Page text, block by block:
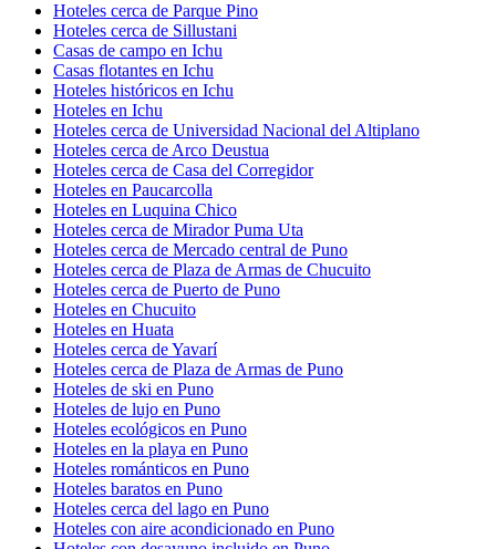
Hoteles cerca de Parque Pino
Hoteles cerca de Sillustani
Casas de campo en Ichu
Casas flotantes en Ichu
Hoteles históricos en Ichu
Hoteles en Ichu
Hoteles cerca de Universidad Nacional del Altiplano
Hoteles cerca de Arco Deustua
Hoteles cerca de Casa del Corregidor
Hoteles en Paucarcolla
Hoteles en Luquina Chico
Hoteles cerca de Mirador Puma Uta
Hoteles cerca de Mercado central de Puno
Hoteles cerca de Plaza de Armas de Chucuito
Hoteles cerca de Puerto de Puno
Hoteles en Chucuito
Hoteles en Huata
Hoteles cerca de Yavarí
Hoteles cerca de Plaza de Armas de Puno
Hoteles de ski en Puno
Hoteles de lujo en Puno
Hoteles ecológicos en Puno
Hoteles en la playa en Puno
Hoteles románticos en Puno
Hoteles baratos en Puno
Hoteles cerca del lago en Puno
Hoteles con aire acondicionado en Puno